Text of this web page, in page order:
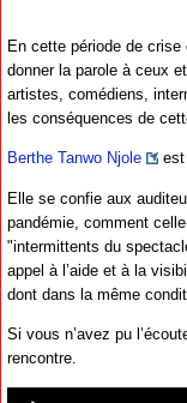
En cette période de
donner la parole à ceux
artistes, comédiens,
les conséquences de
Berthe Tanwo Njole est
Elle se confie aux
pandémie, comment
"intermittents du
appel à l’aide et à la
dont dans la même
Si vous n’avez pu
rencontre.